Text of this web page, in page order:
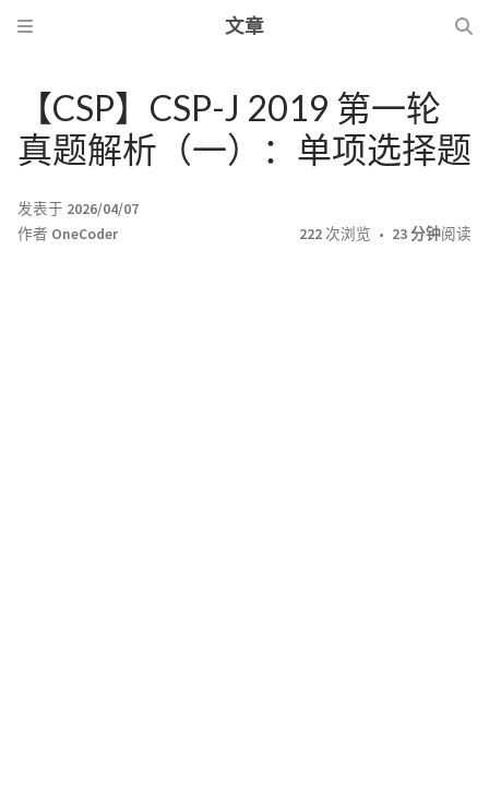
文章
【CSP】CSP-J 2019 第一轮
真题解析（一）：单项选择题
发表于 2026/04/07
作者 OneCoder 222次浏览 23 分钟阅读